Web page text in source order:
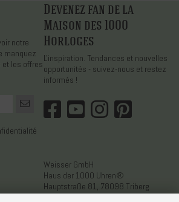
notre
manquez
et les offres
Devenez fan de la
Maison des 1000
Horloges
L'inspiration. Tendances et nouvelles
opportunités - suivez-nous et restez
informés !
Weisser GmbH
Haus der 1000 Uhren®
Hauptstraße 81, 78098 Triberg